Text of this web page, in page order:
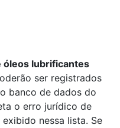
óleos lubrificantes
ser registrados
banco de dados do
o erro jurídico de
nessa lista. Se